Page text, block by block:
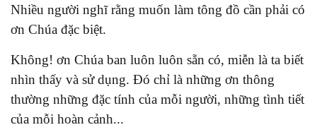
Nhiều người nghĩ rằng muốn làm tông đồ cần phải có
ơn Chúa đặc biệt.
Không! ơn Chúa ban luôn luôn sẵn có, miễn là ta biết
nhìn thấy và sử dụng. Đó chỉ là những ơn thông
thường những đặc tính của mỗi người, những tình tiết
của mỗi hoàn cảnh...